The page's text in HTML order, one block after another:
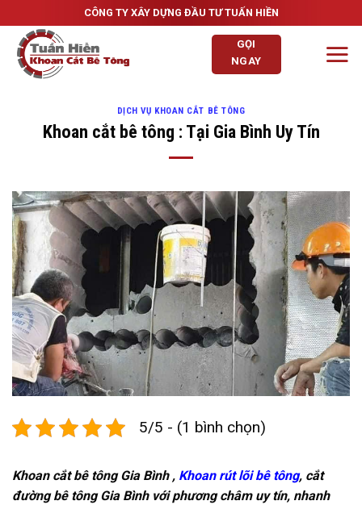
to
content
CÔNG TY XÂY DỰNG ĐẦU TƯ TUẤN HIỀN
GỌI
NGAY
DỊCH VỤ KHOAN CẮT BÊ TÔNG
Khoan cắt bê tông : Tại Gia Bình Uy Tín
5/5 - (1 bình chọn)
Khoan cắt bê tông Gia Bình , Khoan rút lõi bê tông, cắt
đường bê tông Gia Bình với phương châm uy tín, nhanh